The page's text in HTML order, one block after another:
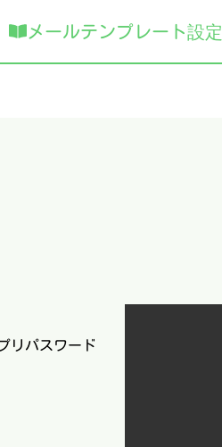
メールテンプレート設定
リパスワード